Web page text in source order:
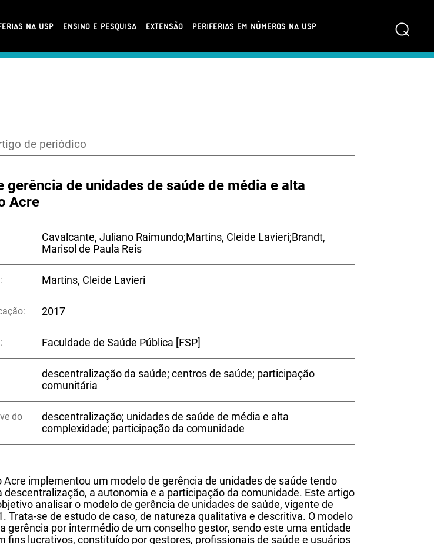
NA USP ENSINO E PESQUISA EXTENSÃO PERIFERIAS EM NÚMEROS NA USP ⌕
de periódico
de unidades de saúde de média e alta
Acre
Cavalcante, Juliano Raimundo;Martins, Cleide Lavieri;Brandt,
Marisol de Paula Reis
Martins, Cleide Lavieri
2017
Faculdade de Saúde Pública [FSP]
descentralização da saúde; centros de saúde; participação
comunitária
do
descentralização; unidades de saúde de média e alta
complexidade; participação da comunidade
Acre implementou um modelo de gerência de unidades de saúde tendo
descentralização, a autonomia e a participação da comunidade. Este artigo
analisar o modelo de gerência de unidades de saúde, vigente de
Trata-se de estudo de caso, de natureza qualitativa e descritiva. O modelo
gerência por intermédio de um conselho gestor, sendo este uma entidade
fins lucrativos, constituído por gestores, profissionais de saúde e usuários